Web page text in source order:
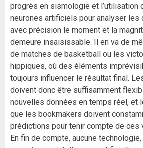
progrès en sismologie et l’utilisation
neurones artificiels pour analyser les
avec précision le moment et la
demeure insaisissable. Il en va de
de matches de basketball ou les
hippiques, où des éléments
toujours influencer le résultat final.
doivent donc être suffisamment
nouvelles données en temps réel, et
que les bookmakers doivent
prédictions pour tenir compte de ces
En fin de compte, aucune